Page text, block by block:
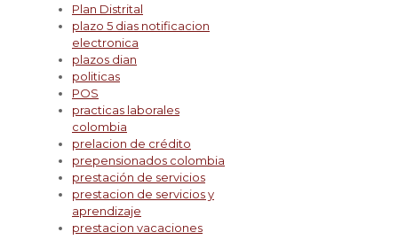
Plan Distrital
plazo 5 dias notificacion
electronica
plazos dian
politicas
POS
practicas laborales
colombia
prelacion de crédito
prepensionados colombia
prestación de servicios
prestacion de servicios y
aprendizaje
prestacion vacaciones